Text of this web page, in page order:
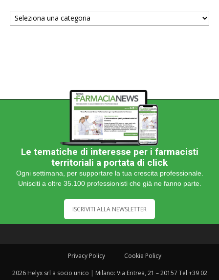
Scegli
una
Le tematiche di interesse per i farmacisti
territoriali a portata di click
Ogni settimana, per supportare la tua crescita professionale.
Unisciti a oltre 35.100 professionisti che già ne fanno parte.
ISCRIVITI ALLA NEWSLETTER
Privacy Policy Cookie Policy
2026 Helyx srl a socio unico | Milano: Via Eritrea, 21 – 20157 Tel +39 02